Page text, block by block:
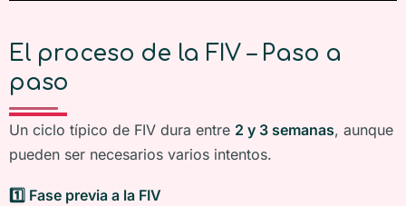
El proceso de la FIV – Paso a
paso
Un ciclo típico de FIV dura entre 2 y 3 semanas, aunque
pueden ser necesarios varios intentos.
1️ ⃣ Fase previa a la FIV